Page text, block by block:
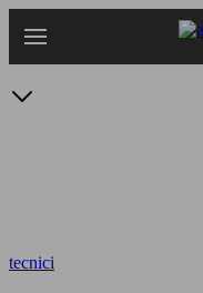
tecnici